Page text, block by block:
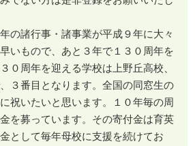
の諸行事・諸事業が平成９年に大々
いもので、あと３年で１３０周年を
０周年を迎える学校は上野丘高校、
３番目となります。全国の同窓生の
祝いたいと思います。１０年毎の周
を募っています。その寄付金は育英
として毎年母校に支援を続けてお